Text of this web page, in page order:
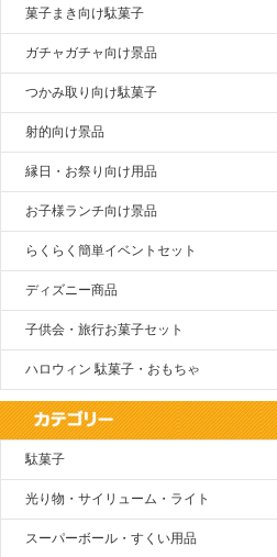
菓子まき向け駄菓子
ガチャガチャ向け景品
つかみ取り向け駄菓子
射的向け景品
縁日・お祭り向け用品
お子様ランチ向け景品
らくらく簡単イベントセット
ディズニー商品
子供会・旅行お菓子セット
ハロウィン 駄菓子・おもちゃ
駄菓子
光り物・サイリューム・ライト
スーパーボール・すくい用品